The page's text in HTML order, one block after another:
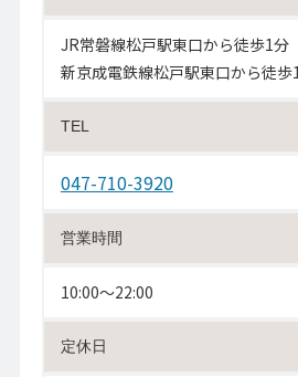
JR常磐線松戸駅東口から徒歩1分
新京成電鉄線松戸駅東口から徒歩
TEL
047-710-3920
営業時間
10:00〜22:00
定休日